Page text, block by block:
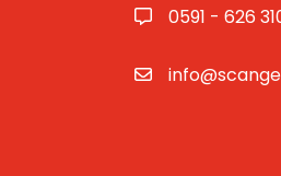
0591 - 626